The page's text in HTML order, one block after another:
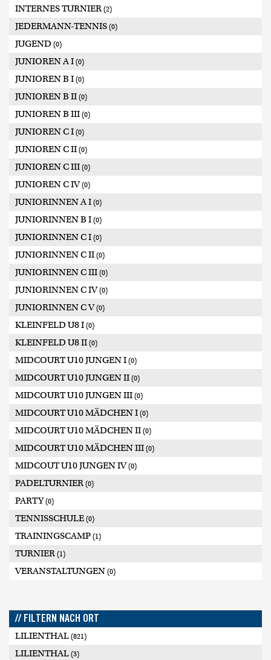
INTERNES TURNIER (2)
JEDERMANN-TENNIS (0)
JUGEND (0)
JUNIOREN A I (0)
JUNIOREN B I (0)
JUNIOREN B II (0)
JUNIOREN B III (0)
JUNIOREN C I (0)
JUNIOREN C II (0)
JUNIOREN C III (0)
JUNIOREN C IV(0)
JUNIORINNEN A I (0)
JUNIORINNEN B I (0)
JUNIORINNEN C I (0)
JUNIORINNEN C II (0)
JUNIORINNEN C III (0)
JUNIORINNEN C IV(0)
JUNIORINNEN C V(0)
KLEINFELD U8 I (0)
KLEINFELD U8 II (0)
MIDCOURT U10 JUNGEN I (0)
MIDCOURT U10 JUNGEN II (0)
MIDCOURT U10 JUNGEN III (0)
MIDCOURT U10 MÄDCHEN I (0)
MIDCOURT U10 MÄDCHEN II (0)
MIDCOURT U10 MÄDCHEN III (0)
MIDCOUT U10 JUNGEN IV(0)
PADELTURNIER (0)
PARTY(0)
TENNISSCHULE (0)
TRAININGSCAMP (1)
TURNIER (1)
VERANSTALTUNGEN (0)
// FILTERN NACH ORT
LILIENTHAL (821)
LILIENTHAL (3)